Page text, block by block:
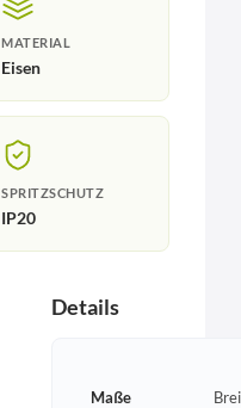
MATERIAL
Eisen
SPRITZSCHUTZ
IP20
Details
Maße